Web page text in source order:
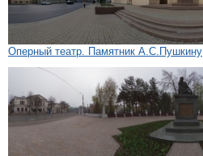
Оперный театр. Памятник А.С.Пушкину